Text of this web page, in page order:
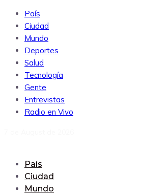
País
Ciudad
Mundo
Deportes
Salud
Tecnología
Gente
Entrevistas
Radio en Vivo
País
Ciudad
Mundo